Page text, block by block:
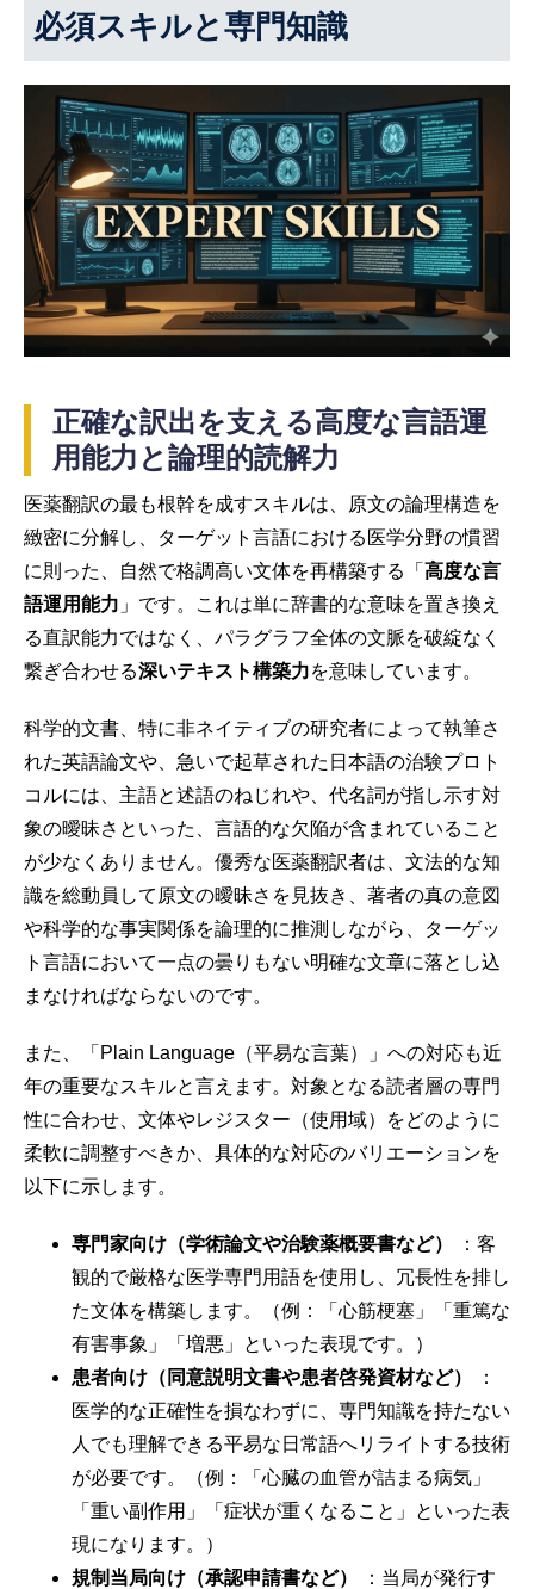
必須スキルと専門知識
正確な訳出を支える高度な言語運
用能力と論理的読解力
医薬翻訳の最も根幹を成すスキルは、原文の論理構造を
緻密に分解し、ターゲット言語における医学分野の慣習
に則った、自然で格調高い文体を再構築する「 高度な言
語運用能力 」です。これは単に辞書的な意味を置き換え
る直訳能力ではなく、パラグラフ全体の文脈を破綻なく
繋ぎ合わせる深いテキスト構築力を意味しています。
科学的文書、特に非ネイティブの研究者によって執筆さ
れた英語論文や、急いで起草された日本語の治験プロト
コルには、主語と述語のねじれや、代名詞が指し示す対
象の曖昧さといった、言語的な欠陥が含まれていること
が少なくありません。優秀な医薬翻訳者は、文法的な知
識を総動員して原文の曖昧さを見抜き、著者の真の意図
や科学的な事実関係を論理的に推測しながら、ターゲッ
ト言語において一点の曇りもない明確な文章に落とし込
まなければならないのです。
また、「Plain Language（平易な言葉）」への対応も近
年の重要なスキルと言えます。対象となる読者層の専門
性に合わせ、文体やレジスター（使用域）をどのように
柔軟に調整すべきか、具体的な対応のバリエーションを
以下に示します。
専門家向け（学術論文や治験薬概要書など）
：客
観的で厳格な医学専門用語を使用し、冗長性を排し
た文体を構築します。（例：「心筋梗塞」「重篤な
有害事象」「増悪」といった表現です。）
患者向け（同意説明文書や患者啓発資材など）
：
医学的な正確性を損なわずに、専門知識を持たない
人でも理解できる平易な日常語へリライトする技術
が必要です。（例：「心臓の血管が詰まる病気」
「重い副作用」「症状が重くなること」といった表
現になります。）
規制当局向け（承認申請書など）
：当局が発行す